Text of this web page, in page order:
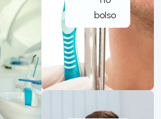
bolso